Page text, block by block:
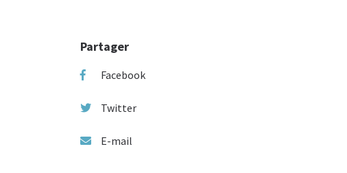
Partager
Facebook
Twitter
E-mail